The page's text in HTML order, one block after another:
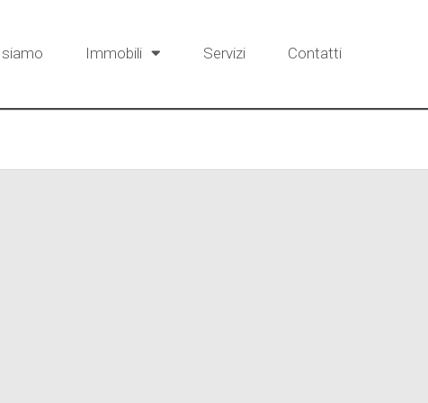
siamo Immobili Servizi Contatti